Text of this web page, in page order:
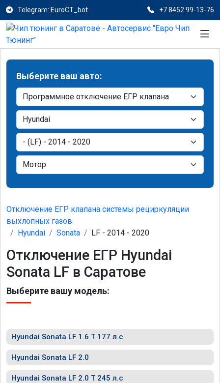
Telegram: EuroCT_bot +7 8452 99-13-76
Выберите ваш авто:
Отключение ЕГР клапана системы рециркуляции
выхлопных газов
Hyundai
Sonata LF - 2014 - 2020
Отключение ЕГР Hyundai
Sonata LF в Саратове
Выберите вашу модель:
Hyundai Sonata LF 1.6 T 177 л.с
Hyundai Sonata LF 2.0
Hyundai Sonata LF 2.0 T 245 л.с